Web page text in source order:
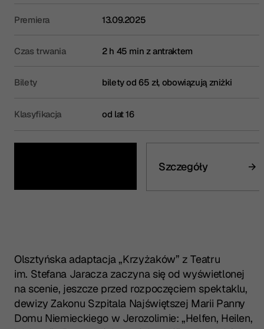
Olsztyńska adaptacja „Krzyżaków” z Teatru
im. Stefana Jaracza zaczyna się od wyświetlonej
na scenie, jeszcze przed rozpoczęciem spektaklu,
dewizy Zakonu Szpitala Najświętszej Marii Panny
Domu Niemieckiego w Jerozolimie: „Helfen, Heilen,
Premiera 13.09.2025
Czas trwania 2 h 45 min z antraktem
Bilety bilety od 65 zł, obowiązują zniżki
Klasyfikacja od lat 16
Szczegóły